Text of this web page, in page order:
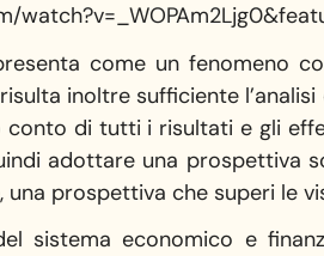
come un fenomeno
inoltre sufficiente
conto di tutti i risultati e gli
adottare una prospettiva
prospettiva che superi le
sistema economico e